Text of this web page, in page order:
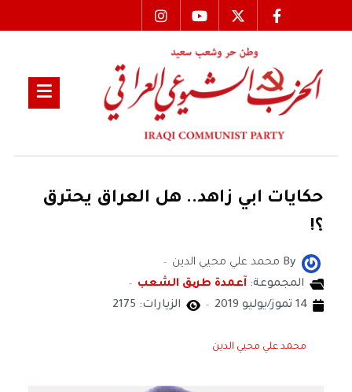
حكايات ابي زاهد.. هل العراق يحترق
؟!
By محمد علي محيي الدين
المجموعة: آعمدة طریق الشعب
14 تموز/يوليو 2019
الزيارات: 2175
محمد علي محيي الدين